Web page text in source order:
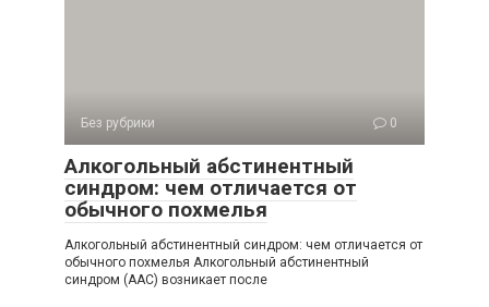
Без рубрики 0
Алкогольный абстинентный
синдром: чем отличается от
обычного похмелья
Алкогольный абстинентный синдром: чем отличается от
обычного похмелья Алкогольный абстинентный
синдром (ААС) возникает после